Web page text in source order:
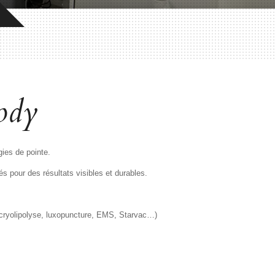
de pointe.
pour des résultats visibles et durables.
luxopuncture, EMS, Starvac…)